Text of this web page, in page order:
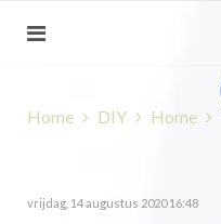
Home DIY Home
vrijdag, 14 augustus 2020 16:48